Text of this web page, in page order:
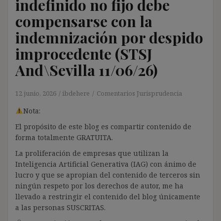
indefinido no fijo debe
compensarse con la
indemnización por despido
improcedente (STSJ
And\Sevilla 11/06/26)
12 junio, 2026 ibdehere Comentarios Jurisprudencia
Nota:
El propósito de este blog es compartir contenido de
forma totalmente GRATUITA.
La proliferación de empresas que utilizan la
Inteligencia Artificial Generativa (IAG) con ánimo de
lucro y que se apropian del contenido de terceros sin
ningún respeto por los derechos de autor, me ha
llevado a restringir el contenido del blog únicamente
a las personas SUSCRITAS.